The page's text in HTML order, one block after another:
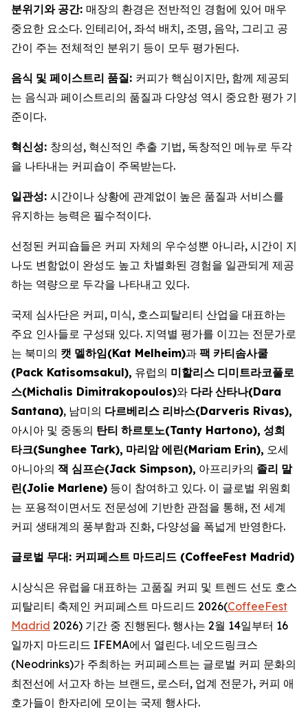
분위기와 공간: 매장의 환경은 전반적인 경험에 있어 매우
중요한 요소다. 인테리어, 좌석 배치, 조명, 음악, 그리고 공
간이 주는 전체적인 분위기 등이 모두 평가된다.
음식 및 페이스트리 품질: 커피가 핵심이지만, 함께 제공되
는 음식과 페이스트리의 품질과 다양성 역시 중요한 평가 기
준이다.
혁신성: 창의성, 혁신적인 추출 기법, 독창적인 메뉴로 두각
을 나타내는 커피숍이 주목받는다.
일관성: 시간이나 상황에 관계없이 높은 품질과 서비스를
유지하는 능력은 필수적이다.
선정된 커피숍들은 커피 자체의 우수성뿐 아니라, 시간이 지
나도 변함없이 완성도 높고 차별화된 경험을 일관되게 제공
하는 역량으로 두각을 나타내고 있다.
국제 심사단은 커피, 미식, 호스피탈리티 산업을 대표하는
주요 인사들로 구성돼 있다. 지역별 평가를 이끄는 전문가로
는 북미의 캣 멜하임(Kat Melheim)과 팩 카티솜사쿨
(Pack Katisomsakul), 유럽의 미할리스 디미트라코풀로
스(Michalis Dimitrakopoulos)와 다라 산타나(Dara
Santana), 남미의 다르베리스 리바스(Darveris Rivas),
아시아 및 중동의 탄티 하르토노(Tanty Hartono), 성희
타크(Sunghee Tark), 마리암 에린(Mariam Erin), 오세
아니아의 잭 심프슨(Jack Simpson), 아프리카의 졸리 말
린(Jolie Marlene) 등이 참여하고 있다. 이 글로벌 위원회
는 포용적이면서도 전문성에 기반한 관점을 통해, 전 세계
커피 생태계의 풍부함과 진화, 다양성을 폭넓게 반영한다.
글로벌 무대: 커피페스트 마드리드 (CoffeeFest Madrid)
시상식은 유럽을 대표하는 고품질 커피 및 트렌드 선도 호스
피탈리티 축제인 커피페스트 마드리드 2026(CoffeeFest
Madrid 2026) 기간 중 진행된다. 행사는 2월 14일부터 16
일까지 마드리드 IFEMA에서 열린다. 네오드링크스
(Neodrinks)가 주최하는 커피페스트는 글로벌 커피 문화의
최전선에 서고자 하는 브랜드, 로스터, 업계 전문가, 커피 애
호가들이 한자리에 모이는 국제 행사다.